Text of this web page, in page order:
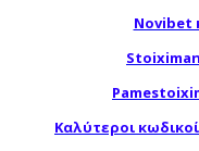
Novibet
Καλύτεροι